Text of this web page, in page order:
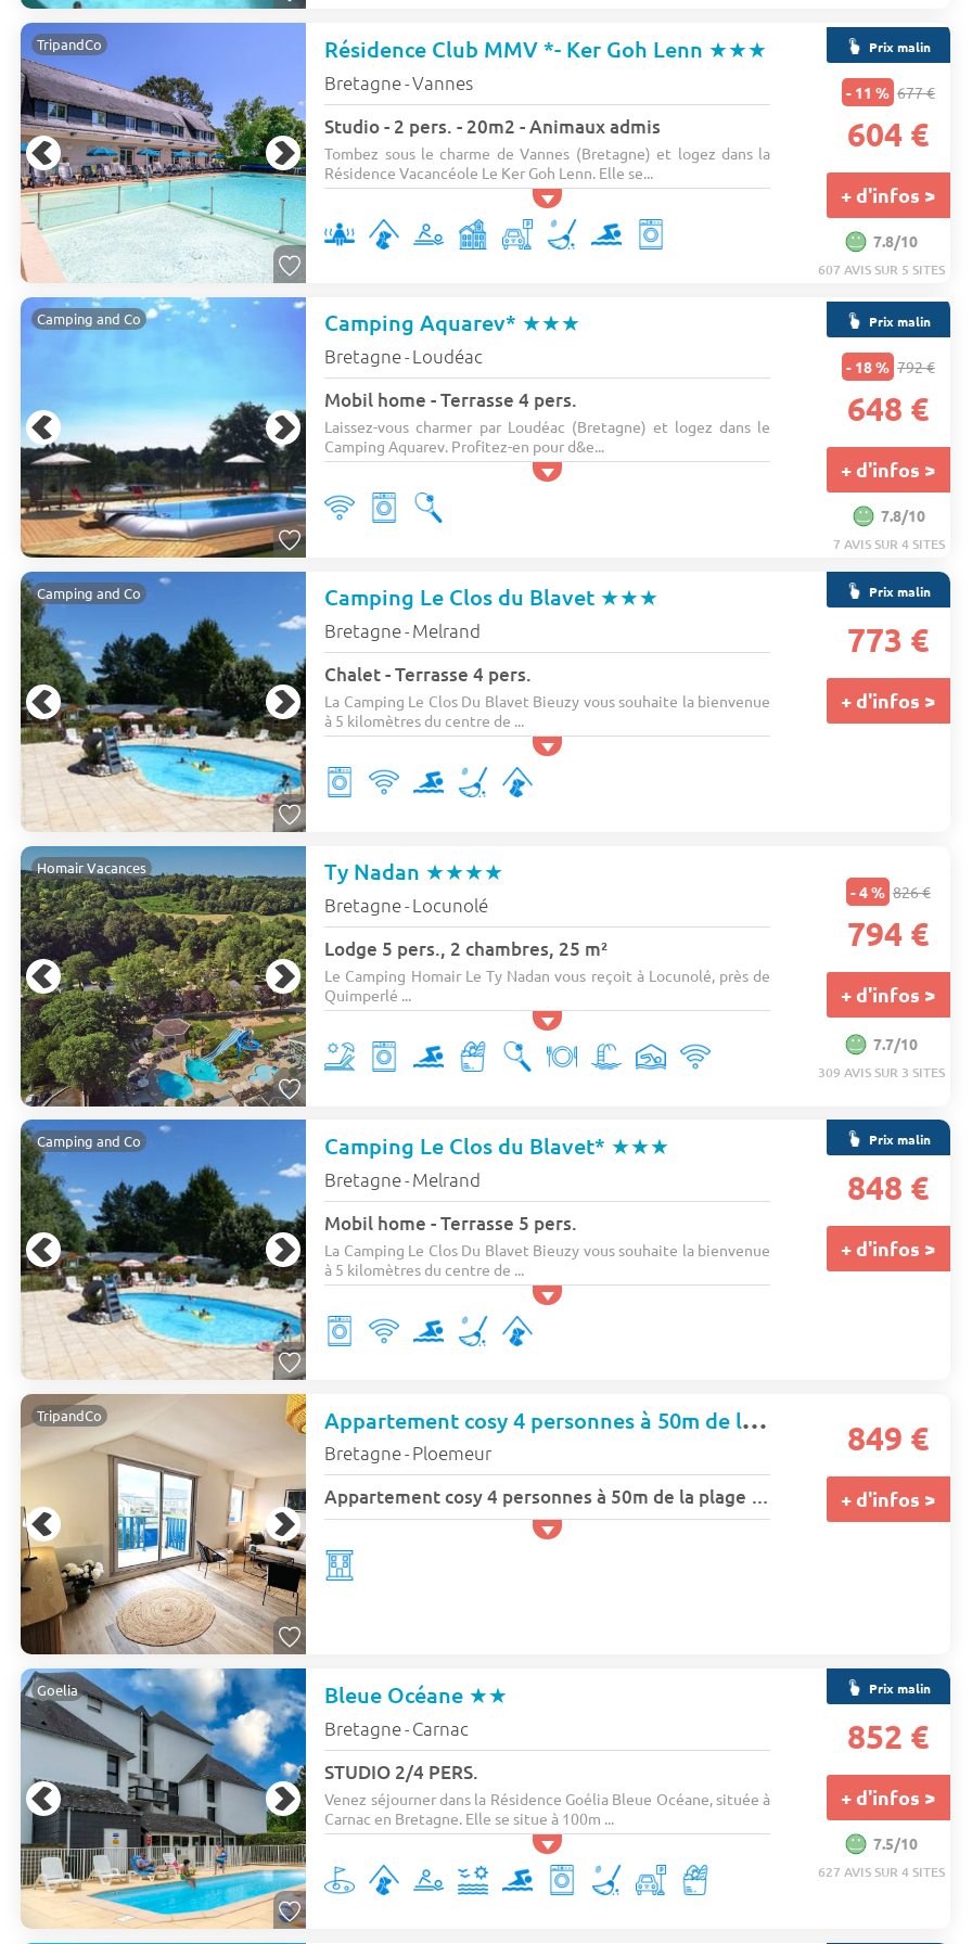
TripandCo Résidence Club MMV *- Ker Goh Lenn ★★★
Bretagne-Vannes
Studio - 2 pers. - 20m2 - Animaux admis
Tombez sous le charme de Vannes (Bretagne) et logez dans la
Résidence Vacancéole Le Ker Goh Lenn. Elle se...
Prix malin
- 11 % 677 €
604 €
+ d'infos >
7.8/10
607 AVIS SUR 5 SITES
Camping and Co Camping Aquarev* ★★★
Bretagne- Loudéac
Mobil home - Terrasse 4 pers.
Laissez-vous charmer par Loudéac (Bretagne) et logez dans le
Camping Aquarev. Profitez-en pour d&e...
Prix malin
- 18 % 792 €
648 €
+ d'infos >
7.8/10
7 AVIS SUR 4 SITES
Camping and Co Camping Le Clos du Blavet ★★★
Bretagne- Melrand
Chalet - Terrasse 4 pers.
La Camping Le Clos Du Blavet Bieuzy vous souhaite la bienvenue
à 5 kilomètres du centre de ...
Prix malin
773 €
+ d'infos >
Homair Vacances Ty Nadan ★★★★
Bretagne- Locunolé
Lodge 5 pers., 2 chambres, 25 m²
Le Camping Homair Le Ty Nadan vous reçoit à Locunolé, près de
Quimperlé ...
- 4 % 826 €
794 €
+ d'infos >
7.7/10
309 AVIS SUR 3 SITES
Camping and Co Camping Le Clos du Blavet* ★★★
Bretagne- Melrand
Mobil home - Terrasse 5 pers.
La Camping Le Clos Du Blavet Bieuzy vous souhaite la bienvenue
à 5 kilomètres du centre de ...
Prix malin
848 €
+ d'infos >
TripandCo Appartement cosy 4 personnes à 50m de la plage - balcon vue mer - Wifi, parking - Terrasses de l'océan
Bretagne- Ploemeur
Appartement cosy 4 personnes à 50m de la plage - balcon vue mer - Wifi, parking - Terrasses de l'océan
849 €
+ d'infos >
Goelia Bleue Océane ★★
Bretagne- Carnac
STUDIO 2/4 PERS.
Venez séjourner dans la Résidence Goélia Bleue Océane, située à
Carnac en Bretagne. Elle se situe à 100m ...
Prix malin
852 €
+ d'infos >
7.5/10
627 AVIS SUR 4 SITES